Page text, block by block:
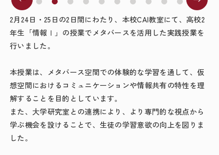
2月24日・ 25 日の2 日間にわたり、本校CAI教室にて、高校2
年生「情報Ⅰ」の授業でメタバースを活用した実践授業を
行いました。
本授業は、メタバース空間での体験的な学習を通して、仮
想空間におけるコミュニケーションや情報共有の特性を理
解することを目的としています。
また、大学研究室との連携により、より専門的な視点から
学ぶ機会を設けることで、生徒の学習意欲の向上を図りま
した。